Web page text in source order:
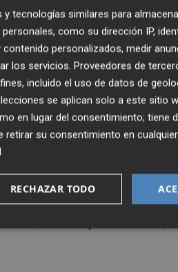
traduce en menos ingresos por
entidades fue de 23.656
26.355 millones que
consultados calculan
seis grandes bancos.
los 12.000 millones de euros
9,67 % respecto a 2023,
tecnologías similares para
como su dirección IP,
personalizados, medir
los servicios. Proveedores de
incluido el uso de datos de
se aplican solo a este sitio
en lugar del consentimiento; tiene
retirar su consentimiento en
RECHAZAR TODO